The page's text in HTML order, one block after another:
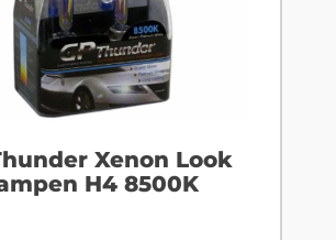
Xenon Look
H4 8500K